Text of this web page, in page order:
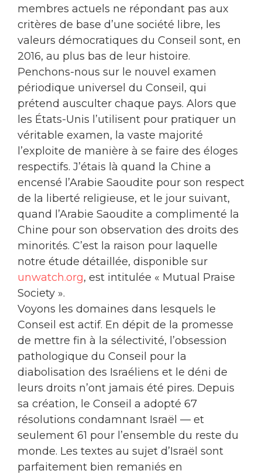
membres actuels ne répondant pas aux
critères de base d’une société libre, les
valeurs démocratiques du Conseil sont, en
2016, au plus bas de leur histoire.
Penchons-nous sur le nouvel examen
périodique universel du Conseil, qui
prétend ausculter chaque pays. Alors que
les États-Unis l’utilisent pour pratiquer un
véritable examen, la vaste majorité
l’exploite de manière à se faire des éloges
respectifs. J’étais là quand la Chine a
encensé l’Arabie Saoudite pour son respect
de la liberté religieuse, et le jour suivant,
quand l’Arabie Saoudite a complimenté la
Chine pour son observation des droits des
minorités. C’est la raison pour laquelle
notre étude détaillée, disponible sur
unwatch.org, est intitulée « Mutual Praise
Society ».
Voyons les domaines dans lesquels le
Conseil est actif. En dépit de la promesse
de mettre fin à la sélectivité, l’obsession
pathologique du Conseil pour la
diabolisation des Israéliens et le déni de
leurs droits n’ont jamais été pires. Depuis
sa création, le Conseil a adopté 67
résolutions condamnant Israël — et
seulement 61 pour l’ensemble du reste du
monde. Les textes au sujet d’Israël sont
parfaitement bien remaniés en